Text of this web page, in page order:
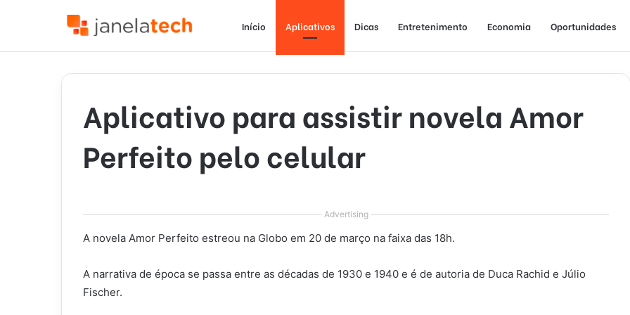
Início Aplicativos Dicas Entretenimento Economia Oportunidades
Aplicativo para assistir novela Amor
Perfeito pelo celular
Advertising
A novela Amor Perfeito estreou na Globo em 20 de março na faixa das 18h.
A narrativa de época se passa entre as décadas de 1930 e 1940 e é de autoria de Duca Rachid e Júlio
Fischer.